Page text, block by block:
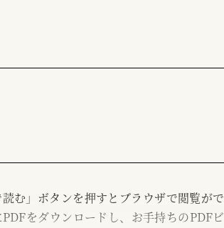
む」ボタンを押すとブラウザで閲覧がで
をダウンロードし、お手持ちのPDFビ